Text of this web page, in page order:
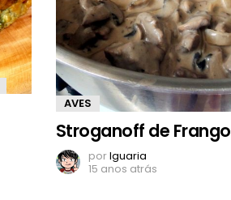
AVES
Stroganoff de Frango
porIguaria
15 anos atrás